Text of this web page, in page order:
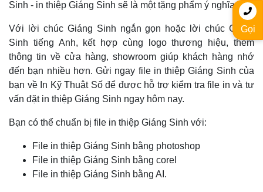
Sinh - in thiệp Giáng Sinh sẽ là một tặng phẩm ý nghĩa.
Với lời chúc Giáng Sinh ngắn gọn hoặc lời chúc Giáng
Sinh tiếng Anh, kết hợp cùng logo thương hiệu, thêm
thông tin về cửa hàng, showroom giúp khách hàng nhớ
đến bạn nhiều hơn. Gửi ngay file in thiệp Giáng Sinh của
bạn về In Kỹ Thuật Số để được hỗ trợ kiểm tra file in và tư
vấn đặt in thiệp Giáng Sinh ngay hôm nay.
Bạn có thể chuẩn bị file in thiệp Giáng Sinh với:
File in thiệp Giáng Sinh bằng photoshop
File in thiệp Giáng Sinh bằng corel
File in thiệp Giáng Sinh bằng AI.
Gọi